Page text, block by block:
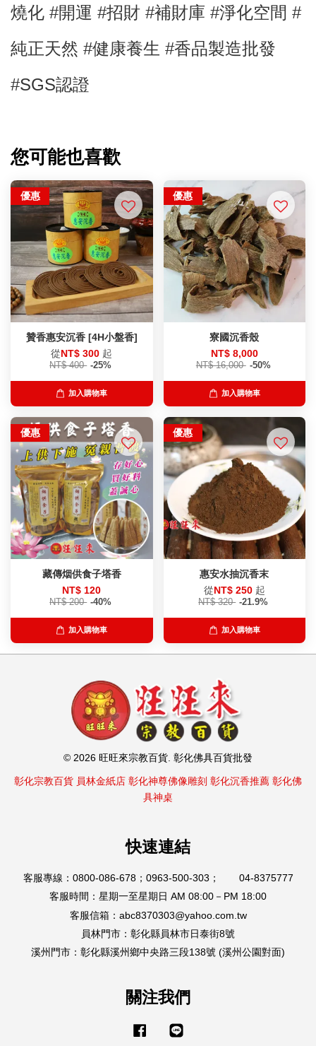
燒化 #開運 #招財 #補財庫 #淨化空間 #
純正天然 #健康養生 #香品製造批發
#SGS認證
您可能也喜歡
優惠
贊香惠安沉香 [4H小盤香]
從NT$ 300 起
NT$ 400 -25%
加入購物車
優惠
寮國沉香殼
NT$ 8,000
NT$ 16,000 -50%
加入購物車
優惠
藏傳烟供食子塔香
NT$ 120
NT$ 200 -40%
加入購物車
優惠
惠安水抽沉香末
從NT$ 250 起
NT$ 320 -21.9%
加入購物車
© 2026 旺旺來宗教百貨. 彰化佛具百貨批發
彰化宗教百貨 員林金紙店 彰化神尊佛像雕刻 彰化沉香推薦 彰化佛
具神桌
快速連結
客服專線：0800-086-678；0963-500-303； 04-8375777
客服時間：星期一至星期日 AM 08:00－PM 18:00
客服信箱：abc8370303@yahoo.com.tw
員林門市：彰化縣員林市日泰街8號
溪州門市：彰化縣溪州鄉中央路三段138號 (溪州公園對面)
關注我們
Facebook